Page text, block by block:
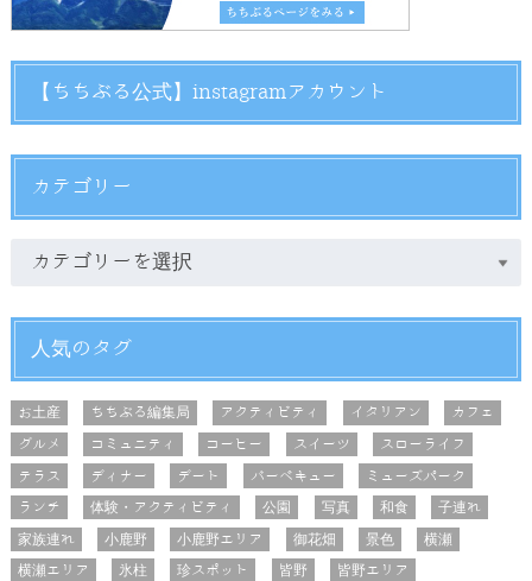
【ちちぶる公式】instagramアカウント
カテゴリー
人気のタグ
お土産 ちちぶる編集局 アクティビティ イタリアン
カフェ
グルメ
コミュニティ コーヒー スイーツ
スローライフ
テラス
ディナー デート バーベキュー
ミューズパーク
ランチ
体験・アクティビティ 公園 写真 和食
子連れ
家族連れ
小鹿野 小鹿野エリア 御花畑 景色
横瀬
横瀬エリア
氷柱 珍スポット 皆野
皆野エリア